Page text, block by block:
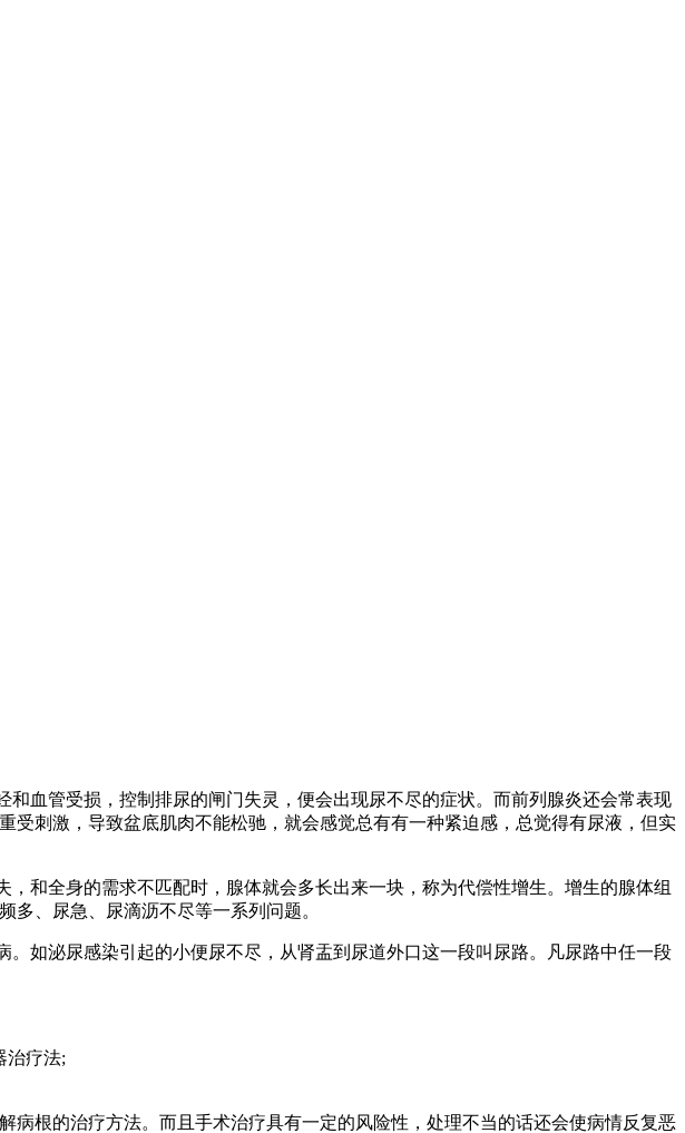
血管受损，控制排尿的闸门失灵，便会出现尿不尽的症状。而前列腺炎还会常表现
刺激，导致盆底肌肉不能松驰，就会感觉总有有一种紧迫感，总觉得有尿液，但实
和全身的需求不匹配时，腺体就会多长出来一块，称为代偿性增生。增生的腺体组
、尿急、尿滴沥不尽等一系列问题。
如泌尿感染引起的小便尿不尽，从肾盂到尿道外口这一段叫尿路。凡尿路中任一段
治疗法;
根的治疗方法。而且手术治疗具有一定的风险性，处理不当的话还会使病情反复恶